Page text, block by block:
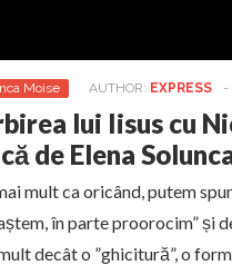
Moise AUTHOR: EXPRESS -
lui Iisus cu
de Elena
mult ca oricând, putem
în parte proorocim” și
decât o ”ghicitură”, o